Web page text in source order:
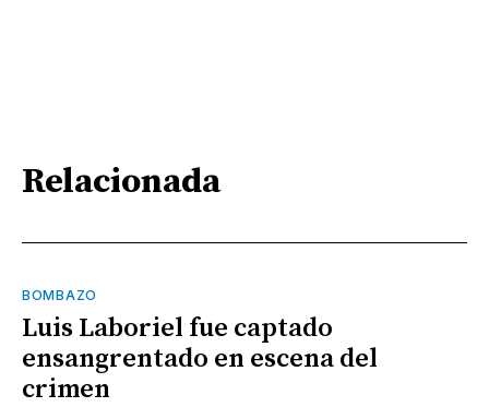
Relacionada
BOMBAZO
Luis Laboriel fue captado
ensangrentado en escena del
crimen